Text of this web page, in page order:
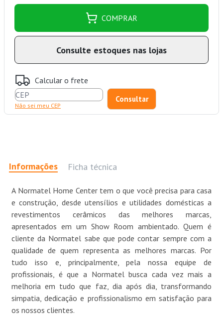
COMPRAR
Consulte estoques nas lojas
Calcular o frete
Não sei meu CEP
Informações Ficha técnica
A Normatel Home Center tem o que você precisa para casa
e construção, desde utensílios e utilidades domésticas a
revestimentos cerâmicos das melhores marcas,
apresentados em um Show Room ambientado. Quem é
cliente da Normatel sabe que pode contar sempre com a
qualidade de quem representa as melhores marcas. Por
tudo isso e, principalmente, pela nossa equipe de
profissionais, é que a Normatel busca cada vez mais a
melhoria em tudo que faz, dia após dia, transformando
simpatia, dedicação e profissionalismo em satisfação para
os nossos clientes.